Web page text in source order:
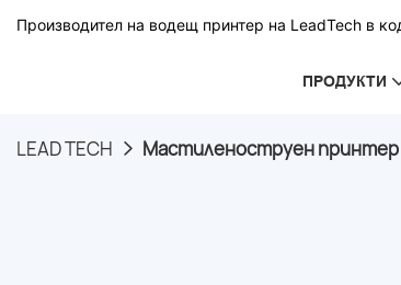
Производител на водещ принтер на LeadTech в
ПРОДУКТИ
LEAD TECH Мастиленоструен принтер